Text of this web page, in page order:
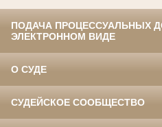
ПОДАЧА ПРОЦЕССУАЛЬНЫХ
ЭЛЕКТРОННОМ ВИДЕ
О СУДЕ
СУДЕЙСКОЕ СООБЩЕСТВО